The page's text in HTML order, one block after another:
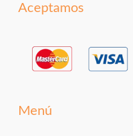
Aceptamos
Menú